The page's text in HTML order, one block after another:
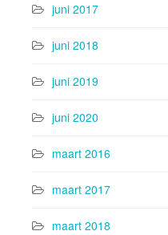
juni 2017
juni 2018
juni 2019
juni 2020
maart 2016
maart 2017
maart 2018